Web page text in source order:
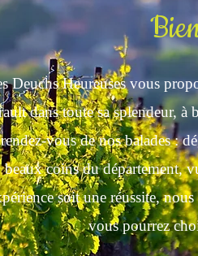
Deuchs Heureuses vous
dans toute sa splendeur,
vous de nos balades :
beaux coins du département,
soit une réussite,
vous pourrez